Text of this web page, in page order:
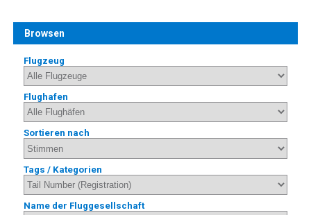
Browsen
Flugzeug
Flughafen
Sortieren nach
Tags / Kategorien
Name der Fluggesellschaft